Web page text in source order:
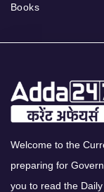
Books
Welcome to the
preparing for
you to read the